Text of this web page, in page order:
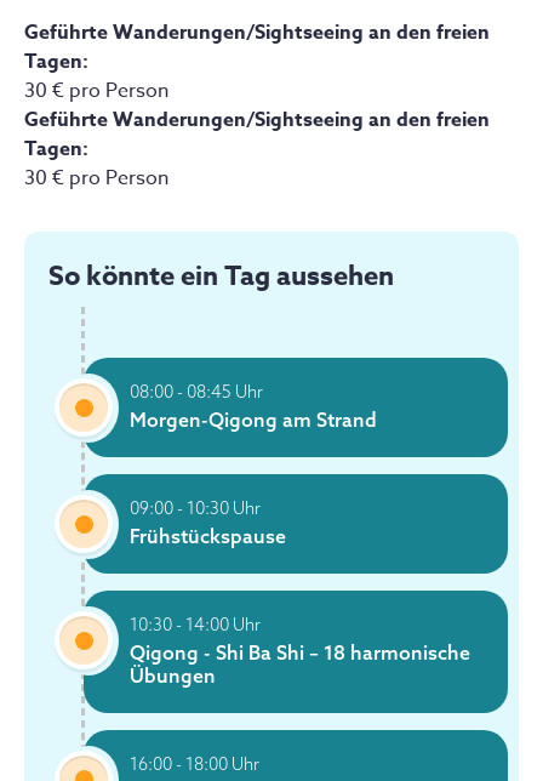
Jetzt buchen
Das bietet dir diese Unterkunft:
Pool
Sonnenstühle
Terrasse
Strandliegen
Lounge
WLAN
Geführte Wanderungen/Sightseeing an den freien
Tagen:
30 € pro Person
Geführte Wanderungen/Sightseeing an den freien
Tagen:
30 € pro Person
So könnte ein Tag aussehen
08:00 - 08:45 Uhr
Morgen-Qigong am Strand
09:00 - 10:30 Uhr
Frühstückspause
10:30 - 14:00 Uhr
Qigong - Shi Ba Shi – 18 harmonische
Übungen
16:00 - 18:00 Uhr